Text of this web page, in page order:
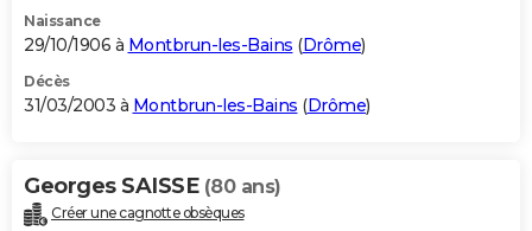
Naissance
29/10/1906 à Montbrun-les-Bains (Drôme)
Décès
31/03/2003 à Montbrun-les-Bains (Drôme)
Georges SAISSE (80 ans)
Créer une cagnotte obsèques